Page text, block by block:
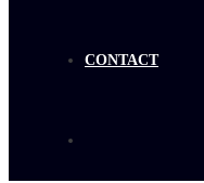
CONTACT